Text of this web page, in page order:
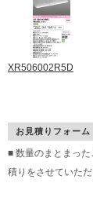
XR506002R5D
お見積りフォーム
■ 数量のまとまっ
積りをさせていただ